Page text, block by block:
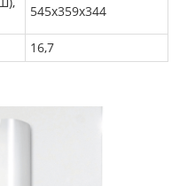
545х359х344
16,7